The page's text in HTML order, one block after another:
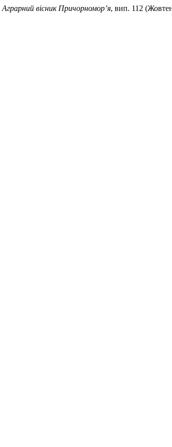
Аграрний вісник Причорномор’я, вип. 112